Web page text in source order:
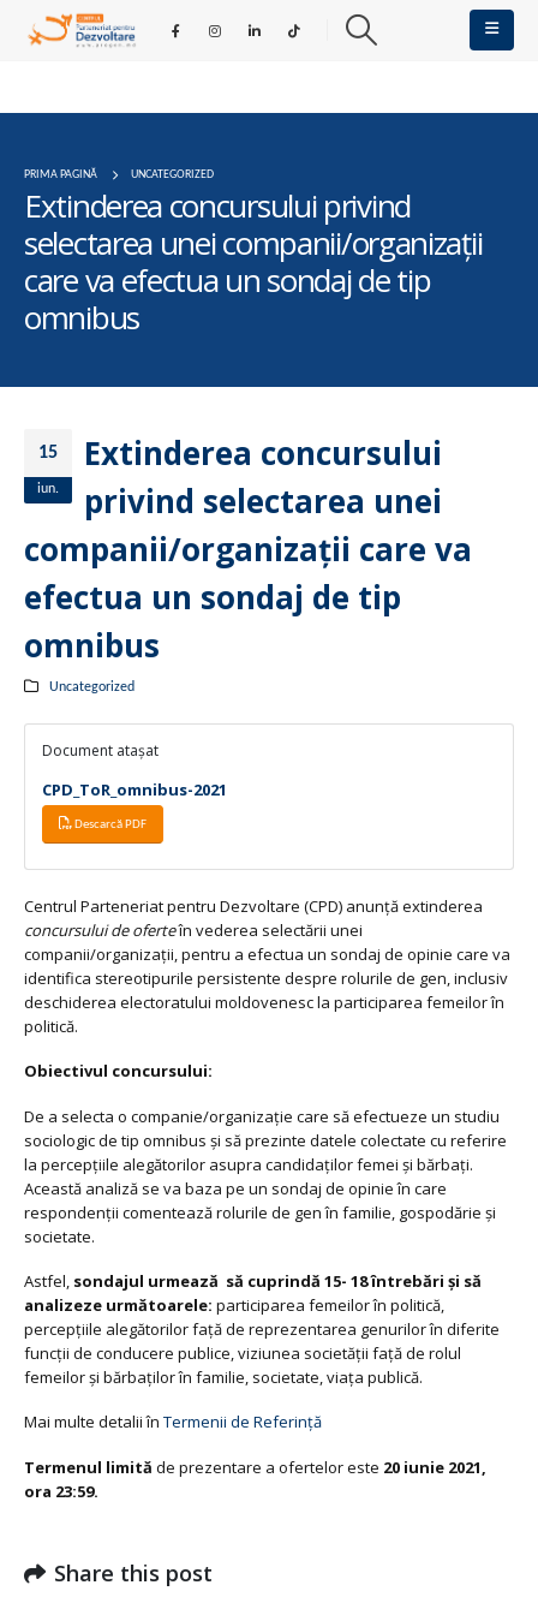
PRIMA PAGINĂ UNCATEGORIZED
Extinderea concursului privind
selectarea unei companii/organizații
care va efectua un sondaj de tip
omnibus
15
iun.
Extinderea concursului
privind selectarea unei
companii/organizații care va
efectua un sondaj de tip
omnibus
Uncategorized
Document atașat
CPD_ToR_omnibus-2021
Descarcă PDF
Centrul Parteneriat pentru Dezvoltare (CPD) anunță extinderea
concursului de oferteîn vederea selectării unei
companii/organizații, pentru a efectua un sondaj de opinie care va
identifica stereotipurile persistente despre rolurile de gen, inclusiv
deschiderea electoratului moldovenesc la participarea femeilor în
politică.
Obiectivul concursului:
De a selecta o companie/organizație care să efectueze un studiu
sociologic de tip omnibus și să prezinte datele colectate cu referire
la percepțiile alegătorilor asupra candidaților femei și bărbați.
Această analiză se va baza pe un sondaj de opinie în care
respondenții comentează rolurile de gen în familie, gospodărie și
societate.
Astfel, sondajul urmează să cuprindă 15- 18 întrebări și să
analizeze următoarele: participarea femeilor în politică,
percepțiile alegătorilor față de reprezentarea genurilor în diferite
funcții de conducere publice, viziunea societății față de rolul
femeilor și bărbaților în familie, societate, viața publică.
Mai multe detalii în Termenii de Referință
Termenul limită de prezentare a ofertelor este 20 iunie 2021,
ora 23:59.
Share this post